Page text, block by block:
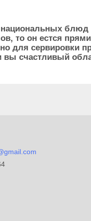
блюд
то он естся
для сервировки
вы счастливый